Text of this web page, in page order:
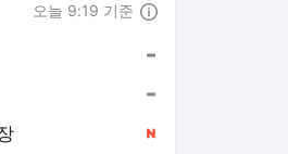
오늘 9:19 기준